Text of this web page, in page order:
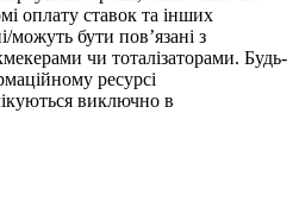
оплату ставок та інших
можуть бути пов’язані з
чи тоталізаторами. Будь-
ресурсі
виключно в